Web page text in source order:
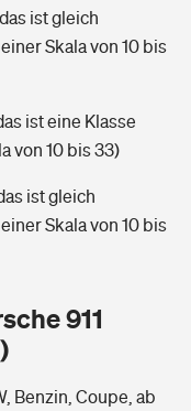
Haus?
im Alter?
das ist gleich
Skala von 10 bis
ist eine Klasse
von 10 bis 33)
ist gleich
Skala von 10 bis
911
Benzin, Coupe, ab